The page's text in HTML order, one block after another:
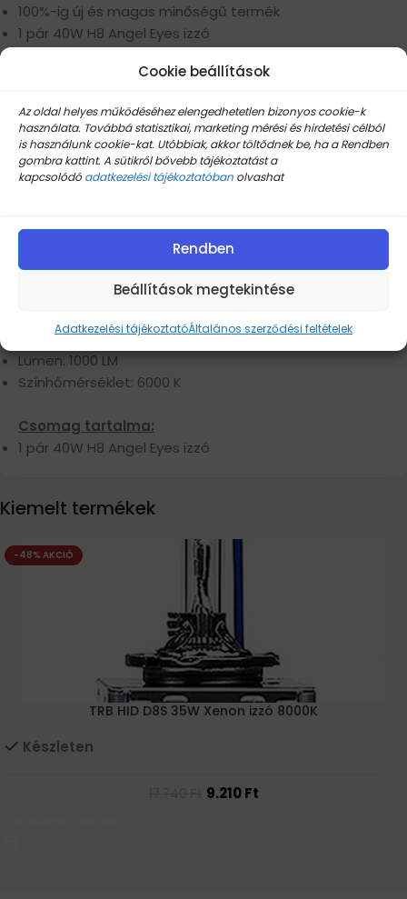
Cookie beállítások
Az oldal helyes működéséhez elengedhetetlen bizonyos cookie-k
használata. Továbbá statisztikai, marketing mérési és hirdetési célból
is használunk cookie-kat. Utóbbiak, akkor töltődnek be, ha a Rendben
gombra kattint. A sütikről bővebb tájékoztatást a
kapcsolódó adatkezelési tájékoztatóban olvashat
Rendben
Beállítások megtekintése
Adatkezelési tájékoztatóÁltalános szerződési feltételek
100%-ig új és magas minőségű termék
1 pár 40W H8 Angel Eyes izzó
LED technológiával készült izzókkal
360 fokos szuper fényes fehér LED világítás
Szuper fényes LED, akár 1000 Lumen / Db
Alumínium test, gyors hő felszabadító képesség
(Nincs túlmelegedés)
Anyag: Alumínium + LED
Áram: 40 W
Lumen: 1000 LM
Színhőmérséklet: 6000 K
Csomag tartalma:
1 pár 40W H8 Angel Eyes izzó
Kiemelt termékek
-48% AKCIÓ
TRB HID D8S 35W Xenon izzó 8000K
Készleten
9.210Ft